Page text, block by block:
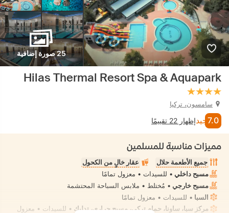
25 صورة إضافية
Hilas Thermal Resort Spa & Aquapark
سامسون، تركيا
7.0 جيدإظهار 22 تقييمًا
مميزات مناسبة للمسلمين
جميع الأطعمة حلال
عقار خالٍ من الكحول
مسبح داخلي • للسيدات • معزول تمامًا
مسبح خارجي • مُختلط • ملابس السباحة المحتشمة
السبا • للسيدات • معزول تمامًا
مركز سبا، ساونا، حمام تركي، مسبح حراري، تدليك • للسيدات • معزول